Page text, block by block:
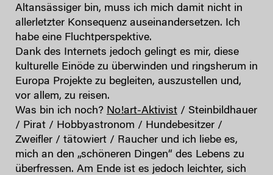
Altansässiger bin, muss ich mich damit nicht in
allerletzter Konsequenz auseinandersetzen. Ich
habe eine Fluchtperspektive.
Dank des Internets jedoch gelingt es mir, diese
kulturelle Einöde zu überwinden und ringsherum in
Europa Projekte zu begleiten, auszustellen und,
vor allem, zu reisen.
Was bin ich noch? No!art-Aktivist / Steinbildhauer
/ Pirat / Hobbyastronom / Hundebesitzer /
Zweifler / tätowiert / Raucher und ich liebe es,
mich an den „schöneren Dingen“ des Lebens zu
überfressen. Am Ende ist es jedoch leichter, sich